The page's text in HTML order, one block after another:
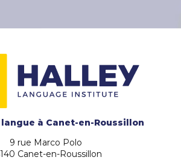
à Canet-en-Roussillon
9 rue Marco Polo
Canet-en-Roussillon